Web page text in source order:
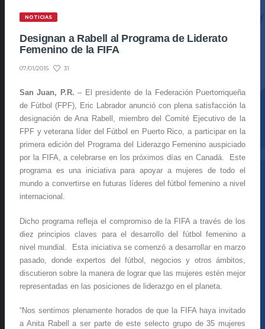
NOTICIAS
Designan a Rabell al Programa de Liderato
Femenino de la FIFA
07/01/2015 31
San Juan, P.R. – El presidente de la Federación Puertorriqueña
de Fútbol (FPF), Eric Labrador anunció con plena satisfacción la
designación de Ana Rabell, miembro del Comité Ejecutivo de la
FPF y veterana líder del Fútbol en Puerto Rico, a participar en la
primera edición del Programa del Liderazgo Femenino auspiciado
por la FIFA, a celebrarse en los próximos días en Canadá. Este
programa es una iniciativa para apoyar a mujeres de todo el
mundo a convertirse en futuras líderes del fútbol femenino a nivel
internacional.
Dicho programa refleja el compromiso de la FIFA a través de los
diez principios claves para el desarrollo del fútbol femenino a
nivel mundial. Esta iniciativa se comenzó a desarrollar en marzo
pasado, donde expertos del fútbol, negocios y otros ámbitos,
discutieron sobre la manera de lograr que las mujeres estén mejor
representadas en las posiciones de liderazgo en el planeta.
“Nos sentimos plenamente horados de que la FIFA haya invitado
a Anita Rabell a ser parte de este selecto grupo de 35 mujeres